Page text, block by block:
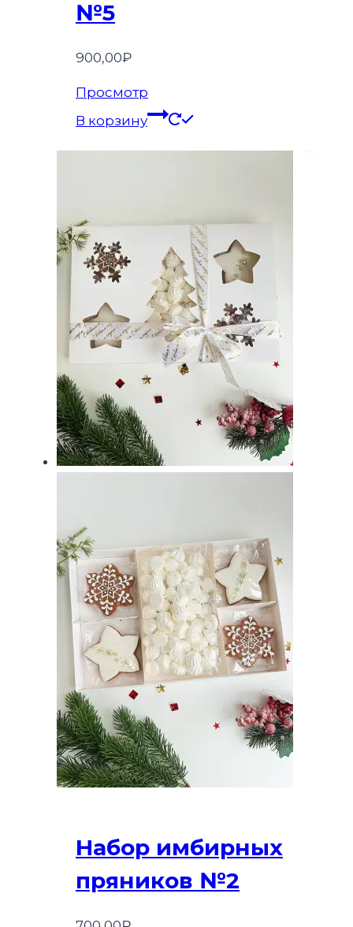
№5
900,00₽
Просмотр
В корзину
Набор имбирных
пряников №2